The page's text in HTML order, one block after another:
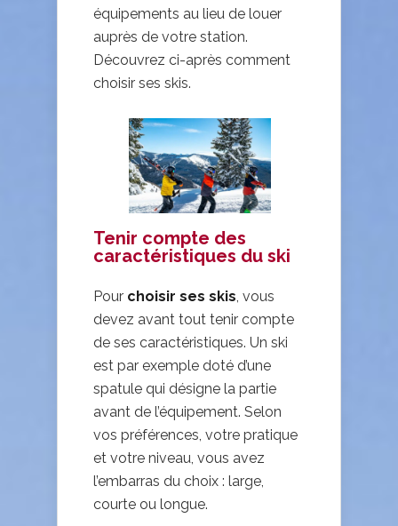
équipements au lieu de louer
auprès de votre station.
Découvrez ci-après comment
choisir ses skis.
Tenir compte des
caractéristiques du ski
Pour choisir ses skis , vous
devez avant tout tenir compte
de ses caractéristiques. Un ski
est par exemple doté d’une
spatule qui désigne la partie
avant de l’équipement. Selon
vos préférences, votre pratique
et votre niveau, vous avez
l’embarras du choix : large,
courte ou longue.